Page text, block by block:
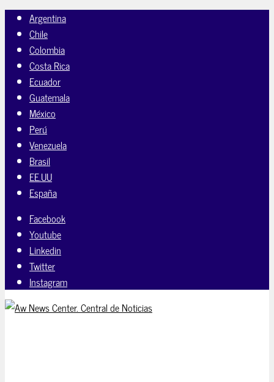
Argentina
Chile
Colombia
Costa Rica
Ecuador
Guatemala
México
Perú
Venezuela
Brasil
EE.UU
España
Facebook
Youtube
Linkedin
Twitter
Instagram